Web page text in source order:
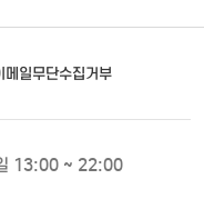
메일무단수집거부
13:00 ~ 22:00